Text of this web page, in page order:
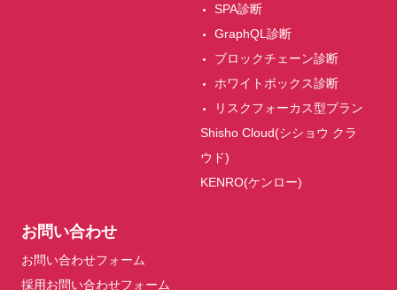
SPA診断
GraphQL診断
ブロックチェーン診断
ホワイトボックス診断
リスクフォーカス型プラン
Shisho Cloud(シショウ クラ
ウド)
KENRO(ケンロー)
お問い合わせ
お問い合わせフォーム
採用お問い合わせフォーム